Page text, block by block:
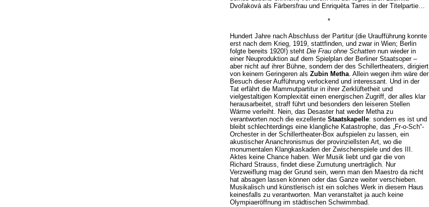
Dvořaková als Färbersfrau und Enriquèta Tarres in der Titelpartie…
*
Hundert Jahre nach Abschluss der Partitur (die Uraufführung konnte
erst nach dem Krieg, 1919, stattfinden, und zwar in Wien; Berlin
folgte bereits 1920!) steht Die Frau ohne Schattennun wieder in
einer Neuproduktion auf dem Spielplan der Berliner Staatsoper –
aber nicht auf ihrer Bühne, sondern der des Schillertheaters, dirigiert
von keinem Geringeren als Zubin Metha. Allein wegen ihm wäre der
Besuch dieser Aufführung verlockend und interessant. Und in der
Tat erfährt die Mammutpartitur in ihrer Zerklüftetheit und
vielgestaltigen Komplexität einen energischen Zugriff, der alles klar
herausarbeitet, straff führt und besonders den leiseren Stellen
Wärme verleiht. Nein, das Desaster hat weder Metha zu
verantworten noch die exzellente Staatskapelle: sondern es ist und
bleibt schlechterdings eine klangliche Katastrophe, das „Fr-o-Sch“-
Orchester in der Schillertheater-Box aufspielen zu lassen, ein
akustischer Ananchronismus der provinziellsten Art, wo die
monumentalen Klangkaskaden der Zwischenspiele und des III.
Aktes keine Chance haben. Wer Musik liebt und gar die von
Richard Strauss, findet diese Zumutung unerträglich. Nur
Verzweiflung mag der Grund sein, wenn man den Maestro da nicht
hat absagen lassen können oder das Ganze weiter verschieben.
Musikalisch und künstlerisch ist ein solches Werk in diesem Haus
keinesfalls zu verantworten. Man veranstaltet ja auch keine
Olympiaeröffnung im städtischen Schwimmbad.